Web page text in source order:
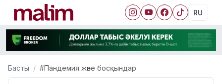
RU
Басты #Пандемия және босқындар